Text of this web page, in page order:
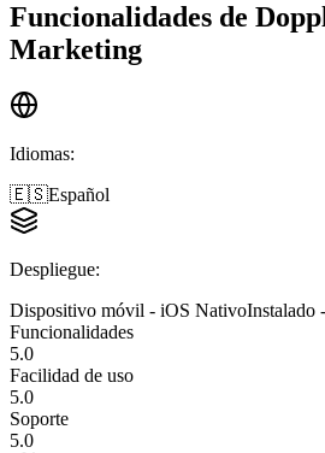
Funcionalidades de
Marketing
Idiomas:
🇪🇸Español
Despliegue:
Dispositivo móvil - iOS NativoInstalado
Funcionalidades
5.0
Facilidad de uso
5.0
Soporte
5.0